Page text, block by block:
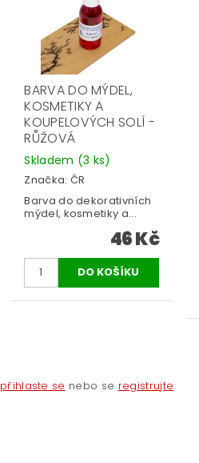
BARVA DO MÝDEL,
KOSMETIKY A
KOUPELOVÝCH SOLÍ -
RŮŽOVÁ
Skladem (3 ks)
Značka: ČR
Barva do dekorativních
mýdel, kosmetiky a...
46 Kč
přihlaste se nebo se registrujte.